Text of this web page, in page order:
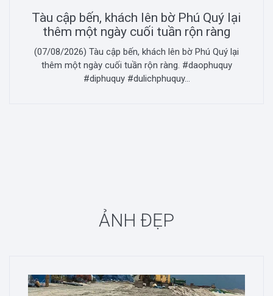
Tàu cập bến, khách lên bờ Phú Quý lại
thêm một ngày cuối tuần rộn ràng
(07/08/2026) Tàu cập bến, khách lên bờ Phú Quý lại
thêm một ngày cuối tuần rộn ràng. #daophuquy
#diphuquy #dulichphuquy...
ẢNH ĐẸP